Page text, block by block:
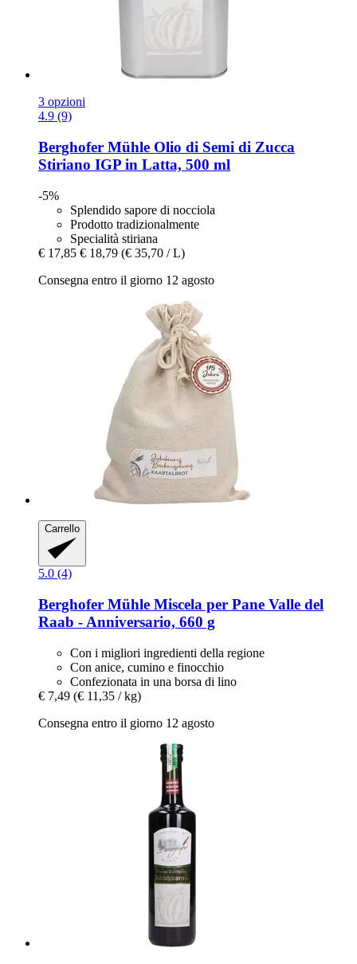
3 opzioni
4.9 (9)
Berghofer Mühle Olio di Semi di Zucca
Stiriano IGP in Latta, 500 ml
-5%
Splendido sapore di nocciola
Prodotto tradizionalmente
Specialità stiriana
€ 17,85 € 18,79 (€ 35,70 / L)
Consegna entro il giorno 12 agosto
Carrello
5.0 (4)
Berghofer Mühle Miscela per Pane Valle del
Raab -​ Anniversario, 660 g
Con i migliori ingredienti della regione
Con anice, cumino e finocchio
Confezionata in una borsa di lino
€ 7,49 (€ 11,35 / kg)
Consegna entro il giorno 12 agosto